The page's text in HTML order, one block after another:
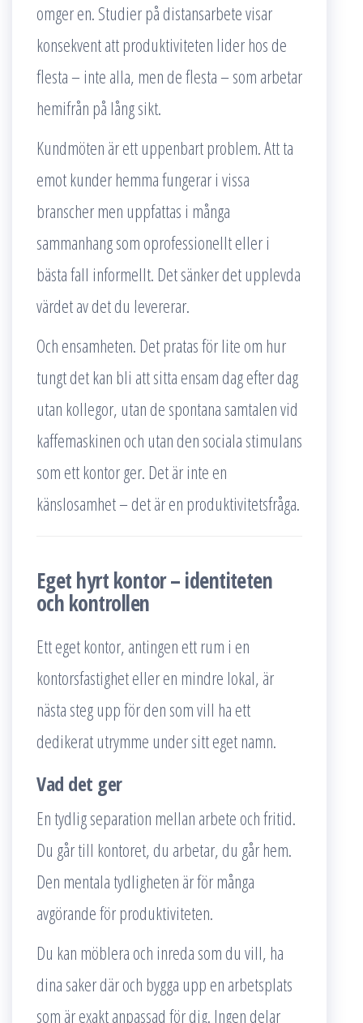
omger en. Studier på distansarbete visar
konsekvent att produktiviteten lider hos de
flesta – inte alla, men de flesta – som arbetar
hemifrån på lång sikt.
Kundmöten är ett uppenbart problem. Att ta
emot kunder hemma fungerar i vissa
branscher men uppfattas i många
sammanhang som oprofessionellt eller i
bästa fall informellt. Det sänker det upplevda
värdet av det du levererar.
Och ensamheten. Det pratas för lite om hur
tungt det kan bli att sitta ensam dag efter dag
utan kollegor, utan de spontana samtalen vid
kaffemaskinen och utan den sociala stimulans
som ett kontor ger. Det är inte en
känslosamhet – det är en produktivitetsfråga.
Eget hyrt kontor – identiteten
och kontrollen
Ett eget kontor, antingen ett rum i en
kontorsfastighet eller en mindre lokal, är
nästa steg upp för den som vill ha ett
dedikerat utrymme under sitt eget namn.
Vad det ger
En tydlig separation mellan arbete och fritid.
Du går till kontoret, du arbetar, du går hem.
Den mentala tydligheten är för många
avgörande för produktiviteten.
Du kan möblera och inreda som du vill, ha
dina saker där och bygga upp en arbetsplats
som är exakt anpassad för dig. Ingen delar